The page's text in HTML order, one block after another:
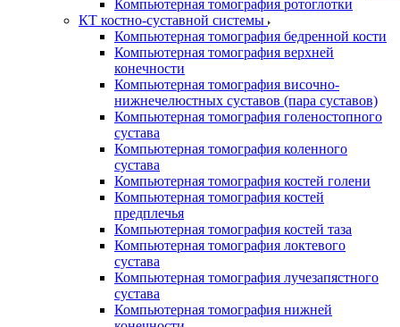
Компьютерная томография ротоглотки
КТ костно-суставной системы
Компьютерная томография бедренной кости
Компьютерная томография верхней
конечности
Компьютерная томография височно-
нижнечелюстных суставов (пара суставов)
Компьютерная томография голеностопного
сустава
Компьютерная томография коленного
сустава
Компьютерная томография костей голени
Компьютерная томография костей
предплечья
Компьютерная томография костей таза
Компьютерная томография локтевого
сустава
Компьютерная томография лучезапястного
сустава
Компьютерная томография нижней